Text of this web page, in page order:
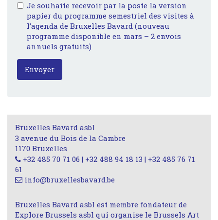
Je souhaite recevoir par la poste la version
papier du programme semestriel des visites à
l’agenda de Bruxelles Bavard (nouveau
programme disponible en mars – 2 envois
annuels gratuits)
Envoyer
Bruxelles Bavard asbl
3 avenue du Bois de la Cambre
1170 Bruxelles
+32 485 70 71 06 | +32 488 94 18 13 | +32 485 76 71
61
info@bruxellesbavard.be
Bruxelles Bavard asbl est membre fondateur de
Explore Brussels asbl qui organise le Brussels Art